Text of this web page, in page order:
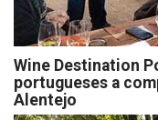
Wine Destination
portugueses a
Alentejo